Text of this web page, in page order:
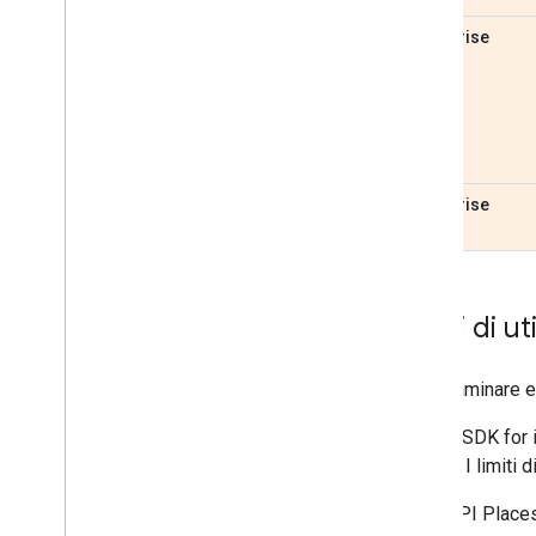
Enterprise
Enterprise
Limiti di
Per
Places SDK
Places. I limiti
API